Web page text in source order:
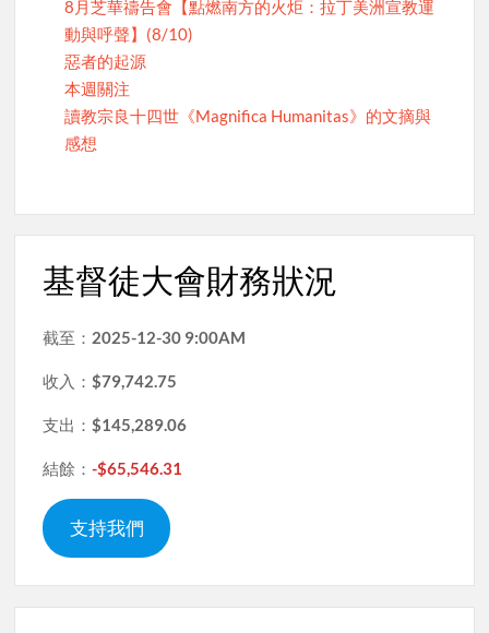
8月芝華禱告會【點燃南方的火炬：拉丁美洲宣教運
動與呼聲】(8/10)
惡者的起源
本週關注
讀教宗良十四世《Magnifica Humanitas》的文摘與
感想
基督徒大會財務狀況
截至： 2025-12-30 9:00AM
收入：$79,742.75
支出：$145,289.06
結餘：-$65,546.31
支持我們